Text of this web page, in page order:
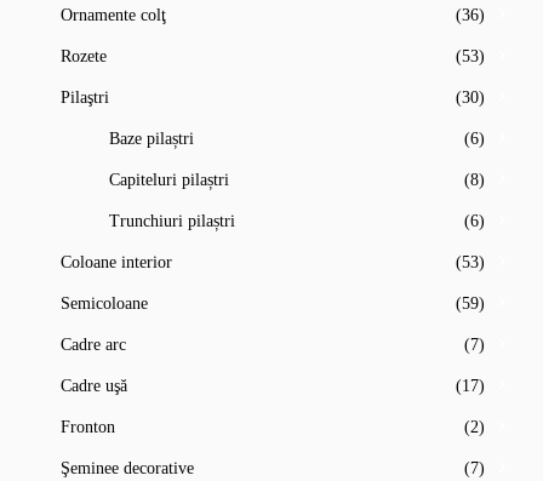
Ornamente colţ (36)
Rozete (53)
Pilaştri (30)
Baze pilaștri (6)
Capiteluri pilaștri (8)
Trunchiuri pilaștri (6)
Coloane interior (53)
Semicoloane (59)
Cadre arc (7)
Cadre uşă (17)
Fronton (2)
Şeminee decorative (7)